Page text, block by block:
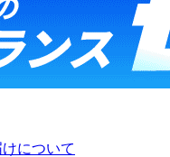
について